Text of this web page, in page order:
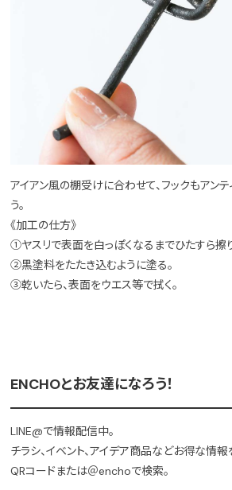
アイアン風の棚受けに合わせて、フックもアン
う。
《加工の仕方》
①ヤスリで表面を白っぽくなるまでひたすら擦
②黒塗料をたたき込むように塗る。
③乾いたら、表面をウエス等で拭く。
ENCHOとお友達になろう！
LINE@で情報配信中。
チラシ、イベント、アイデア商品などお得な情
QRコードまたは＠enchoで検索。